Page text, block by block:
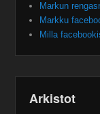
Markun
Markku
Milla
Arkistot